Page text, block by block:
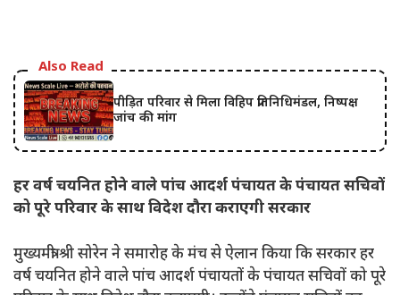
Also Read
पीड़ित परिवार से मिला विहिप प्रतिनिधिमंडल, निष्पक्ष
जांच की मांग
हर वर्ष चयनित होने वाले पांच आदर्श पंचायत के पंचायत सचिवों
को पूरे परिवार के साथ विदेश दौरा कराएगी सरकार
मुख्यमंत्री श्री सोरेन ने समारोह के मंच से ऐलान किया कि सरकार हर
वर्ष चयनित होने वाले पांच आदर्श पंचायतों के पंचायत सचिवों को पूरे